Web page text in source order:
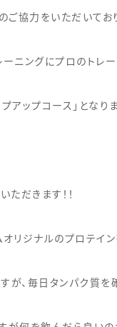
ご協力をいただいてお
ニングにプロのトレ
アップコース」となりま
ただきます！！
リジナルのプロテイン
、毎日タンパク質を